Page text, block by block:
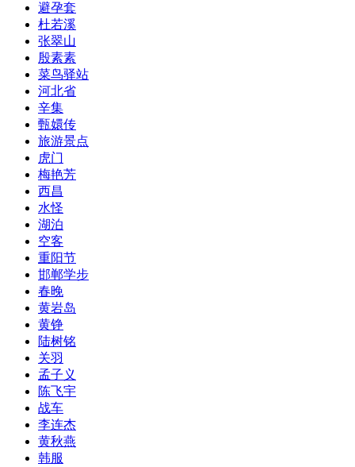
​避孕套
杜若溪
​张翠山
殷素素
​菜鸟驿站
河北省
​辛集
甄嬛传
旅游景点
​虎门
​梅艳芳
​西昌
水怪
湖泊
​空客
​重阳节
​邯郸学步
春晚
​黄岩岛
​黄铮
陆树铭
关羽
孟子义
陈飞宇
战车
李连杰
​黄秋燕
韩服